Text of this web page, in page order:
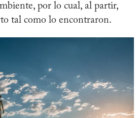
por lo cual, al partir,
tal como lo encontraron.